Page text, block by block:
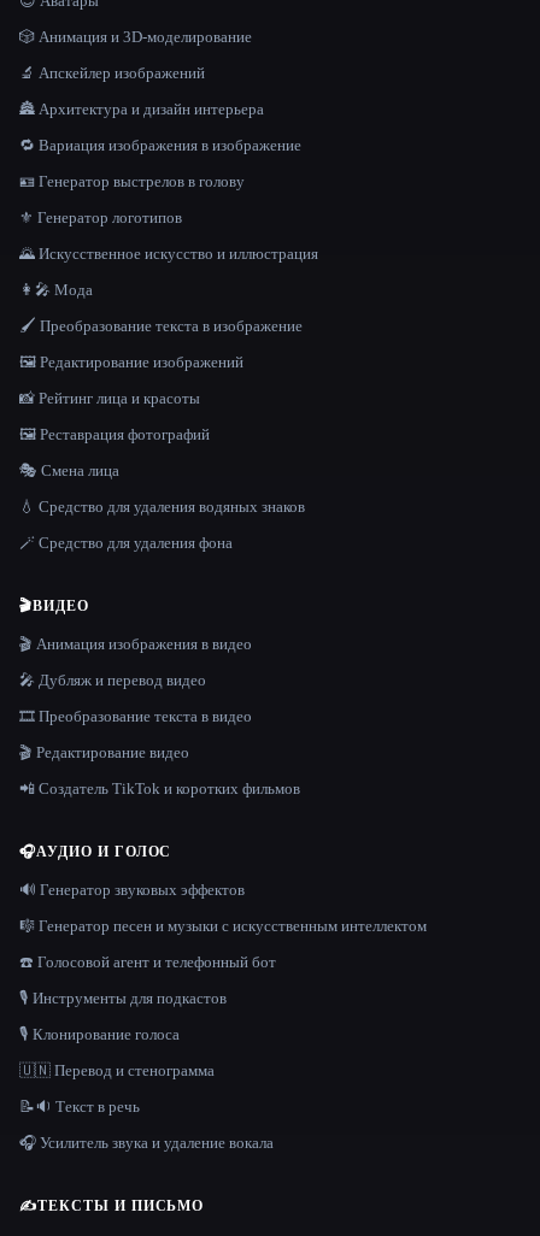
🎲 Анимация и 3D-моделирование
🔬 Апскейлер изображений
🏯 Архитектура и дизайн интерьера
🔁 Вариация изображения в изображение
🪪 Генератор выстрелов в голову
⚜️ Генератор логотипов
🌄 Искусственное искусство и иллюстрация
👩‍🎤 Мода
🖌️ Преобразование текста в изображение
🖼️ Редактирование изображений
📸 Рейтинг лица и красоты
🖼️ Реставрация фотографий
🎭 Смена лица
💧 Средство для удаления водяных знаков
🪄 Средство для удаления фона
🎬ВИДЕО
🎬 Анимация изображения в видео
🎤 Дубляж и перевод видео
🎞️ Преобразование текста в видео
🎬 Редактирование видео
📲 Создатель TikTok и коротких фильмов
🎧АУДИО И ГОЛОС
🔊 Генератор звуковых эффектов
🎼 Генератор песен и музыки с искусственным интеллектом
☎️ Голосовой агент и телефонный бот
🎙️ Инструменты для подкастов
🎙️ Клонирование голоса
🇺🇳 Перевод и стенограмма
📝🔉 Текст в речь
🎧 Усилитель звука и удаление вокала
✍️ТЕКСТЫ И ПИСЬМО